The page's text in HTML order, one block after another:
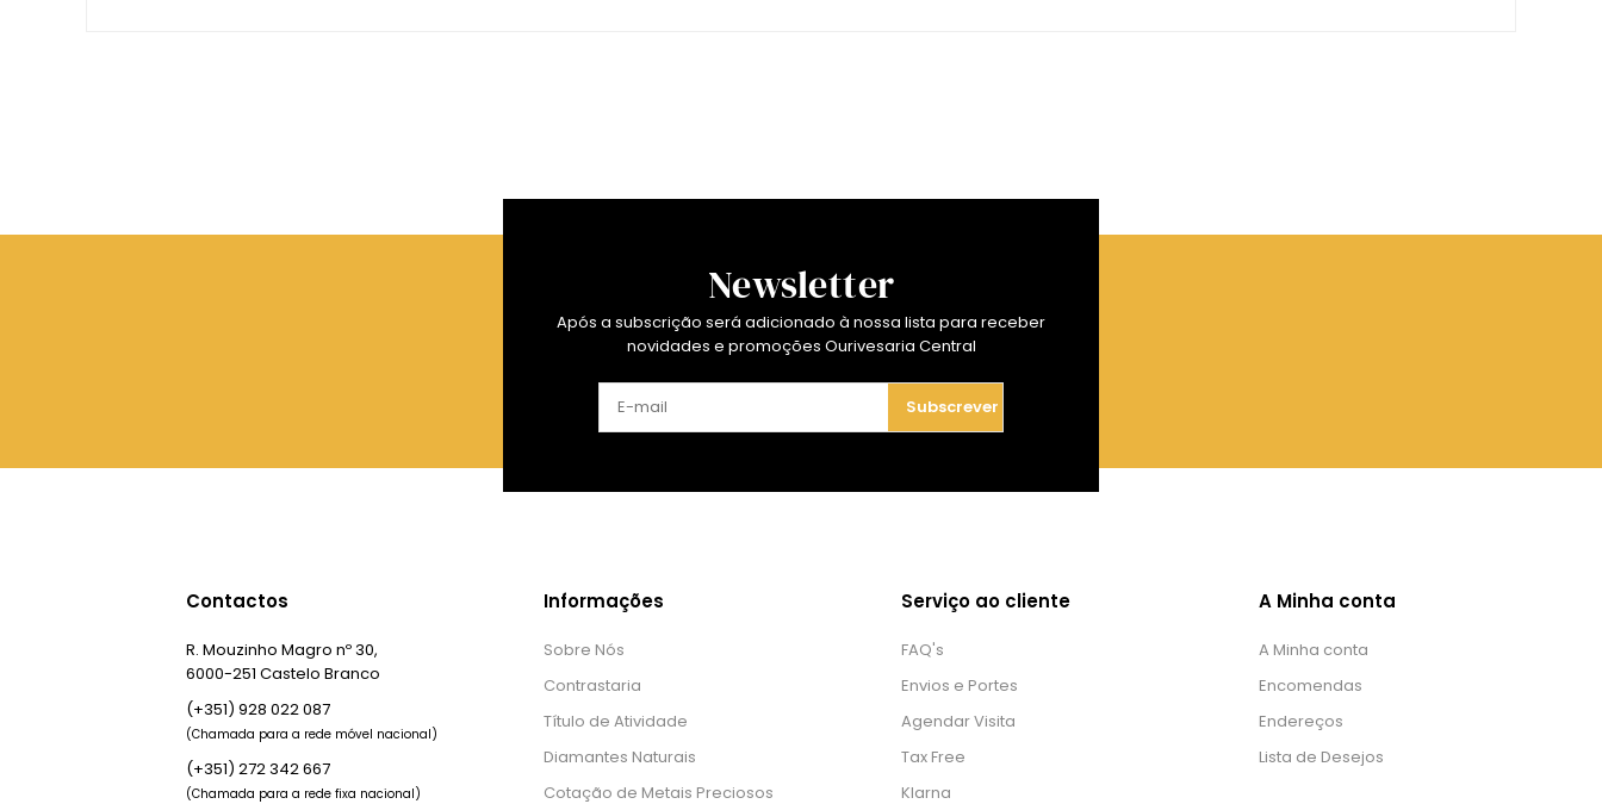
Newsletter
Após a subscrição será adicionado à nossa lista para receber
novidades e promoções Ourivesaria Central
Subscrever
Contactos
R. Mouzinho Magro nº 30,
6000-251 Castelo Branco
(+351) 928 022 087
(Chamada para a rede móvel nacional)
(+351) 272 342 667
(Chamada para a rede fixa nacional)
Informações
Sobre Nós
Contrastaria
Título de Atividade
Diamantes Naturais
Cotação de Metais Preciosos
Serviço ao cliente
FAQ's
Envios e Portes
Agendar Visita
Tax Free
Klarna
A Minha conta
A Minha conta
Encomendas
Endereços
Lista de Desejos